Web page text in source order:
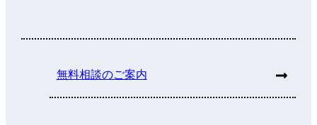
無料相談のご案内